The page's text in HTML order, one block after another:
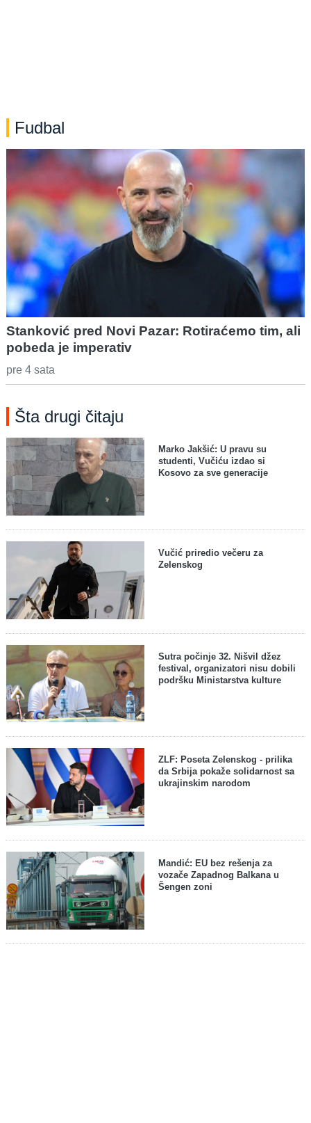
Fudbal
Stanković pred Novi Pazar: Rotiraćemo tim, ali
pobeda je imperativ
pre 4 sata
Šta drugi čitaju
Marko Jakšić: U pravu su
studenti, Vučiću izdao si
Kosovo za sve generacije
Vučić priredio večeru za
Zelenskog
Sutra počinje 32. Nišvil džez
festival, organizatori nisu dobili
podršku Ministarstva kulture
ZLF: Poseta Zelenskog - prilika
da Srbija pokaže solidarnost sa
ukrajinskim narodom
Mandić: EU bez rešenja za
vozače Zapadnog Balkana u
Šengen zoni